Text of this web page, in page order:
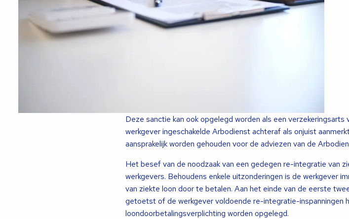
Deze sanctie kan ook opgelegd worden als een
werkgever ingeschakelde Arbodienst achteraf als onjuist
aansprakelijk worden gehouden voor de adviezen van de
Het besef van de noodzaak van een gedegen re-integratie van
werkgevers. Behoudens enkele uitzonderingen is de werkgever
van ziekte loon door te betalen. Aan het einde van de eerste
getoetst of de werkgever voldoende re-integratie-inspanningen
loondoorbetalingsverplichting worden opgelegd.